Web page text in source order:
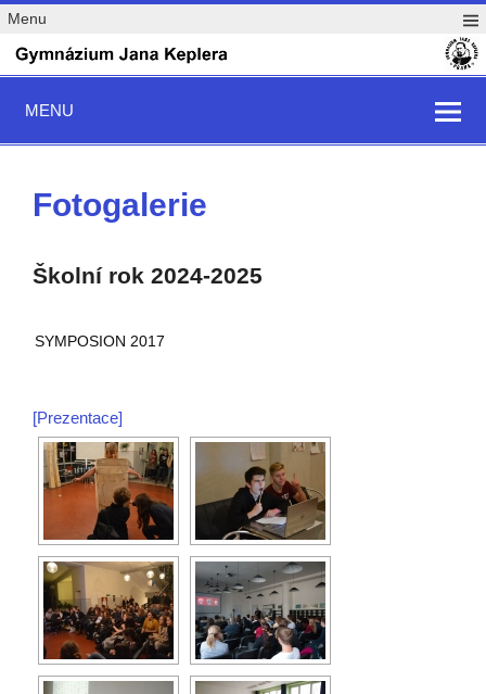
Menu
MENU
Fotogalerie
Školní rok 2024-2025
SYMPOSION 2017
[Prezentace]